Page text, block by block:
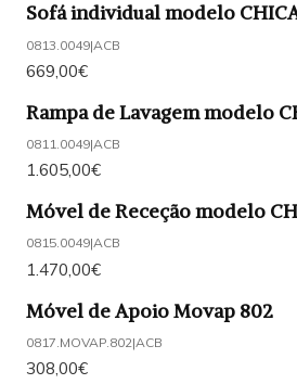
Sofá individual modelo
0813.0049|ACB
669,00€
Rampa de Lavagem modelo
0811.0049|ACB
1.605,00€
Móvel de Receção modelo
0815.0049|ACB
1.470,00€
Móvel de Apoio Movap 802
0817.MOVAP.802|ACB
308,00€